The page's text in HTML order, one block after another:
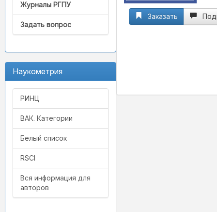
Журналы РГПУ
Задать вопрос
Наукометрия
РИНЦ
ВАК. Категории
Белый список
RSCI
Вся информация для
авторов
Заказать